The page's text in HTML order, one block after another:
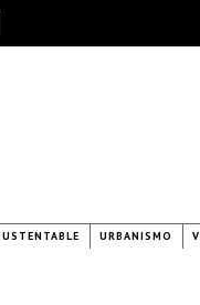
URBANISMO